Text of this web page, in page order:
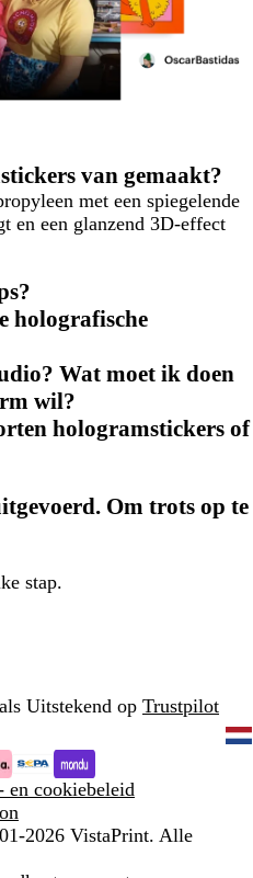
van gemaakt?
met een spiegelende
en een glanzend 3D-effect
holografische
Wat moet ik doen
wil?
hologramstickers of
Om trots op te
stap.
Uitstekend op Trustpilot
en cookiebeleid
2026 VistaPrint. Alle